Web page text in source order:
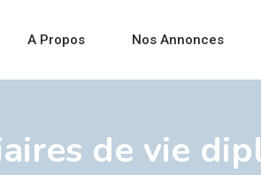
A Propos Nos Annonces
de vie